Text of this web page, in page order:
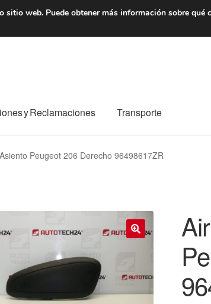
De lunes a
y Reclamaciones Transporte
enteroMi cuenta PagosPolítica de
Peugeot 206 Derecho 96498617ZR
sitio web. Puede obtener más información sobre